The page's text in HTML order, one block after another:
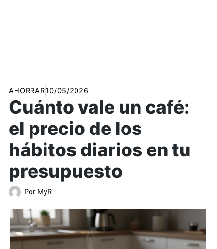
AHORRAR10/05/2026
Cuánto vale un café:
el precio de los
hábitos diarios en tu
presupuesto
Por MyR